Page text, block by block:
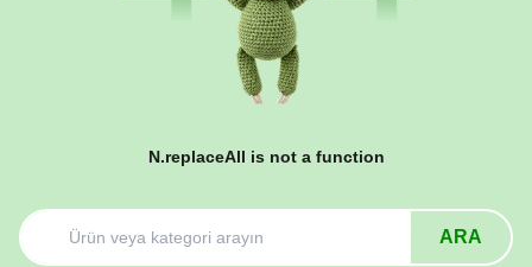
N.replaceAll is not a function
ARA